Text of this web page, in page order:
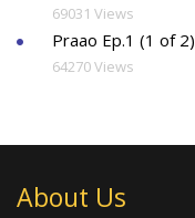
69031 Views
Praao Ep.1 (1 of
64270 Views
About Us